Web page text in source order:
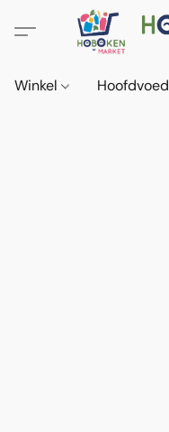
Winkel